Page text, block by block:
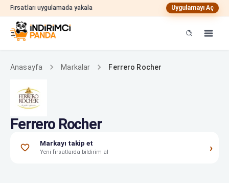
Fırsatları uygulamada yakala Uygulamayı Aç
Anasayfa Markalar Ferrero Rocher
Ferrero Rocher
Markayı takip et
Yeni fırsatlarda bildirim al ›